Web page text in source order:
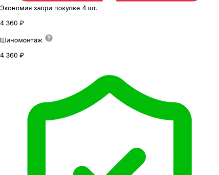
Экономия запри покупке 4 шт.
4 360 ₽
Шиномонтаж
4 360 ₽